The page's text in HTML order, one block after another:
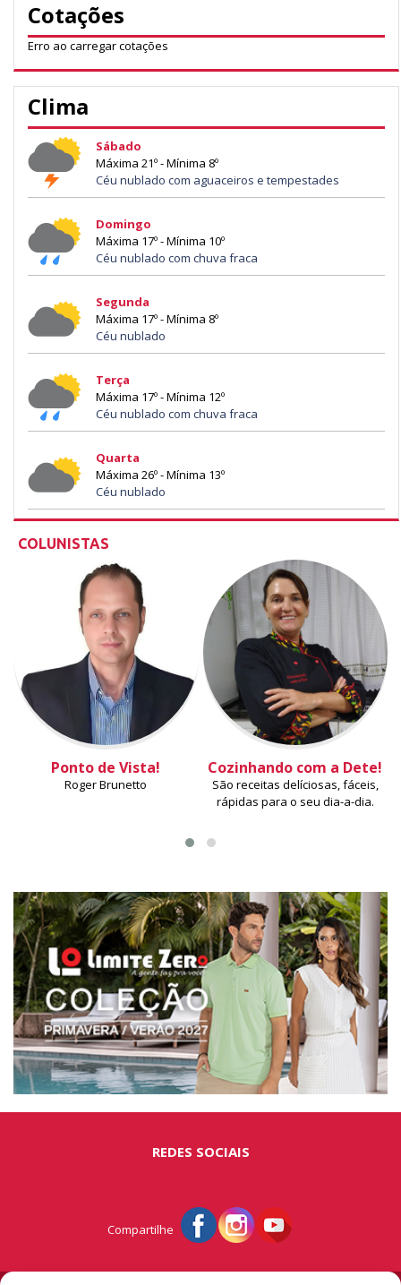
Cotações
Erro ao carregar cotações
Clima
Sábado
Máxima 21º - Mínima 8º
Céu nublado com aguaceiros e tempestades
Domingo
Máxima 17º - Mínima 10º
Céu nublado com chuva fraca
Segunda
Máxima 17º - Mínima 8º
Céu nublado
Terça
Máxima 17º - Mínima 12º
Céu nublado com chuva fraca
Quarta
Máxima 26º - Mínima 13º
Céu nublado
COLUNISTAS
Ponto de Vista!
Roger Brunetto
Cozinhando com a Dete!
São receitas delíciosas, fáceis,
rápidas para o seu dia-a-dia.
REDES SOCIAIS
Compartilhe